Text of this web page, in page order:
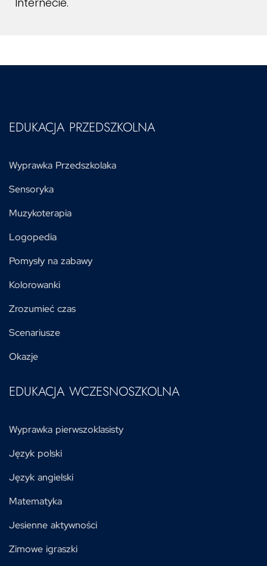
EDUKACJA PRZEDSZKOLNA
Wyprawka Przedszkolaka
Sensoryka
Muzykoterapia
Logopedia
Pomysły na zabawy
Kolorowanki
Zrozumieć czas
Scenariusze
Okazje
EDUKACJA WCZESNOSZKOLNA
Wyprawka pierwszoklasisty
Język polski
Język angielski
Matematyka
Jesienne aktywności
Zimowe igraszki